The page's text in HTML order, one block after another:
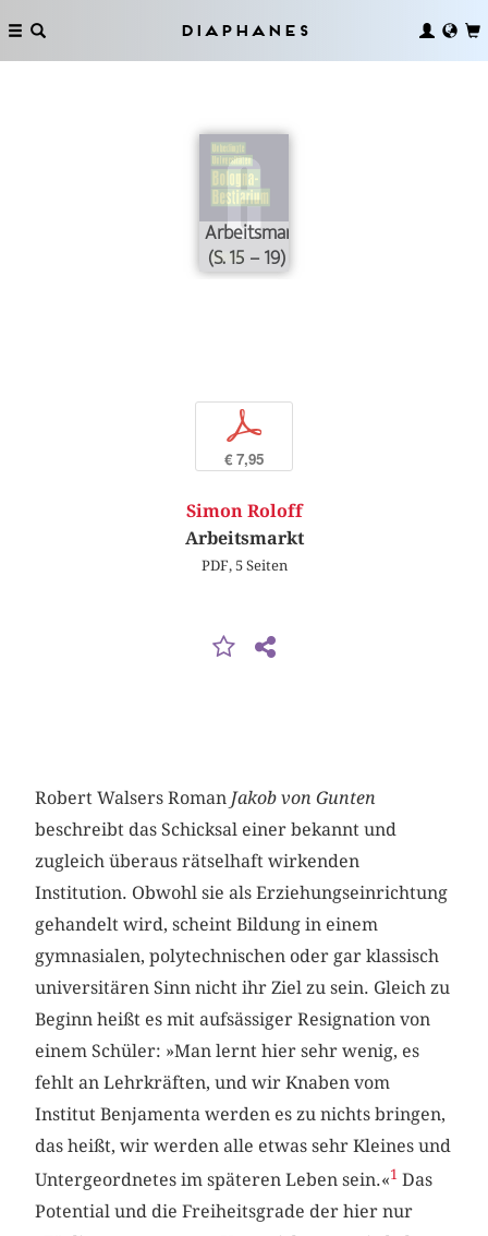
Diaphanes
Arbeitsmarkt
(S. 15 – 19)
p
€ 7,95
Simon Roloff
Arbeitsmarkt
PDF, 5 Seiten
Robert Walsers Roman Jakob von Gunten
beschreibt das Schicksal einer bekannt und
zugleich überaus rätselhaft wirkenden
Institution. Obwohl sie als Erziehungseinrichtung
gehandelt wird, scheint Bildung in einem
gymnasialen, polytechnischen oder gar klassisch
universitären Sinn nicht ihr Ziel zu sein. Gleich zu
Beginn heißt es mit aufsässiger Resignation von
einem Schüler: »Man lernt hier sehr wenig, es
fehlt an Lehrkräften, und wir Knaben vom
Institut Benjamenta werden es zu nichts bringen,
das heißt, wir werden alle etwas sehr Kleines und
Untergeordnetes im späteren Leben sein.«1 Das
Potential und die Freiheitsgrade der hier nur